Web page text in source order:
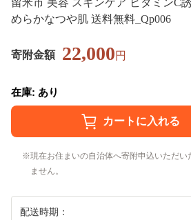
留米市 美容 スキンケア ビタミンC
めらかなつや肌 送料無料_Qp006
寄附金額 22,000円
在庫: あり
現在お住まいの自治体へ寄附申込いただ
ません。
配送時期：